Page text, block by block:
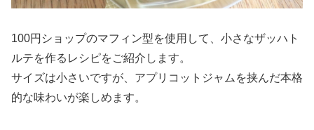
100円ショップのマフィン型を使用して、小さなザッハト
ルテを作るレシピをご紹介します。
サイズは小さいですが、アプリコットジャムを挟んだ本格
的な味わいが楽しめます。